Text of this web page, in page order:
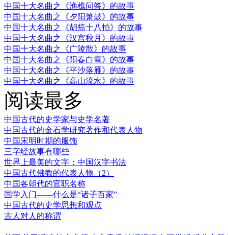
中国十大名曲之《渔樵问答》的故事
中国十大名曲之《夕阳箫鼓》的故事
中国十大名曲之《胡笳十八拍》的故事
中国十大名曲之《汉宫秋月》的故事
中国十大名曲之《广陵散》的故事
中国十大名曲之《阳春白雪》的故事
中国十大名曲之《平沙落雁》的故事
中国十大名曲之《高山流水》的故事
阅读最多
中国古代的史学家与史学名著
中国古代的金石学研究著作和代表人物
中国宋明时期的服饰
三字经故事有哪些
世界上最美的文字：中国汉字书法
中国古代佛教的代表人物（2）
中国各朝代的官职名称
国学入门——什么是“诸子百家”
中国古代的史学思想和观点
古人对人的称谓